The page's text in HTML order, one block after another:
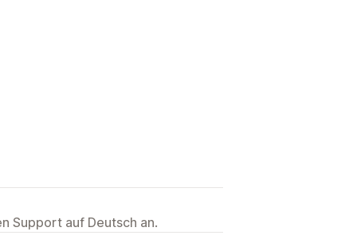
Support auf Deutsch an.